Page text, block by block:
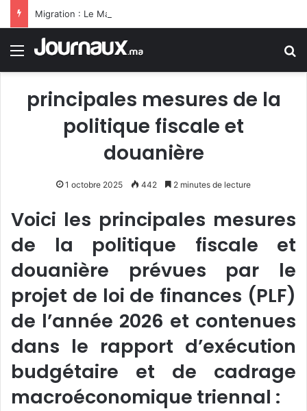
Menu
principales mesures de la
politique fiscale et
douanière
1 octobre 2025 442 2 minutes de lecture
Voici les principales mesures
de la politique fiscale et
douanière prévues par le
projet de loi de finances (PLF)
de l’année 2026 et contenues
dans le rapport d’exécution
budgétaire et de cadrage
macroéconomique triennal :